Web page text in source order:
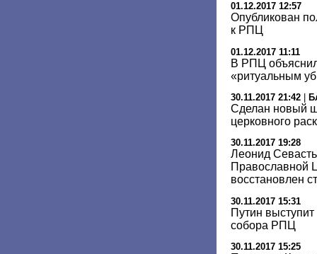
01.12.2017 12:57
Опубликован
к РПЦ
01.12.2017 11:11
В РПЦ
«ритуальным
30.11.2017 21:42
Сделан новый
церковного
30.11.2017 19:28
Леонид
Православной
восстановлен
30.11.2017 15:31
Путин
собора РПЦ
30.11.2017 15:25